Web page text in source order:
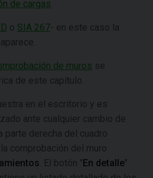
de cargas
o SIA 267- en este caso la
de muros se
de este capítulo.
en el escritorio y es
ante cualquier cambio de
parte derecha del cuadro
comprobación del muro
. El botón "En detalle"